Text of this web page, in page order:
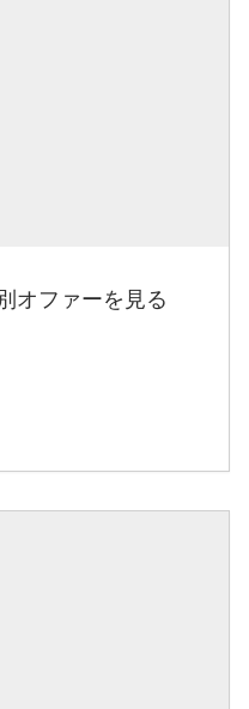
オファーを見る